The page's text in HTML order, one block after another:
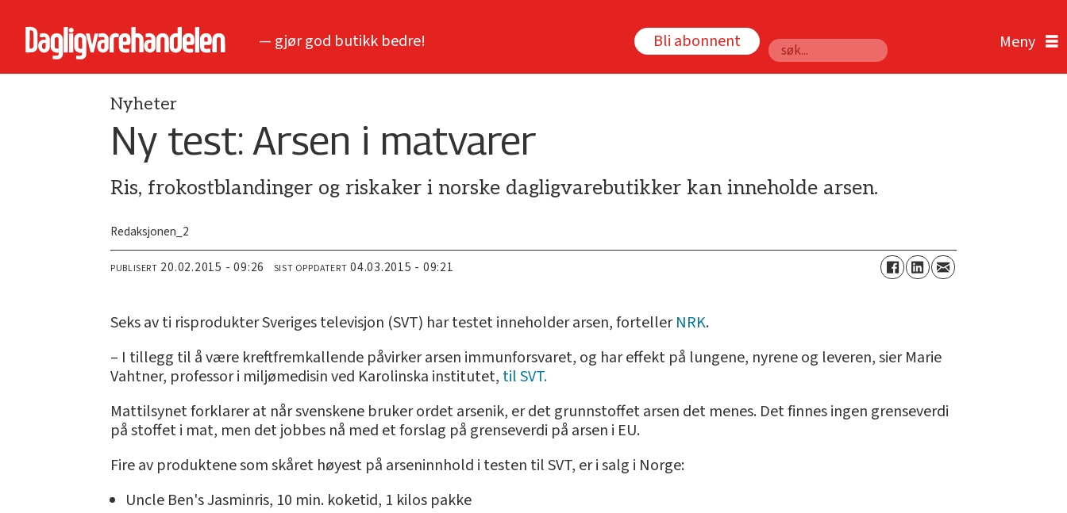
— gjør god butikk bedre! Bli abonnent
Søk
Nyheter
Ny test: Arsen i matvarer
Ris, frokostblandinger og riskaker i norske dagligvarebutikker kan inneholde arsen.
Redaksjonen_2
PUBLISERT 20.02.2015 - 09:26 SIST OPPDATERT 04.03.2015 - 09:21
Seks av ti risprodukter Sveriges televisjon (SVT) har testet inneholder arsen, fortellerNRK.
– I tillegg til å være kreftfremkallende påvirker arsen immunforsvaret, og har effekt på lungene, nyrene og leveren, sier Marie
Vahtner, professor i miljømedisin ved Karolinska institutet, til SVT.
Mattilsynet forklarer at når svenskene bruker ordet arsenik, er det grunnstoffet arsen det menes. Det finnes ingen grenseverdi
på stoffet i mat, men det jobbes nå med et forslag på grenseverdi på arsen i EU.
Fire av produktene som skåret høyest på arseninnhold i testen til SVT, er i salg i Norge:
Uncle Ben's Jasminris, 10 min. koketid, 1 kilos pakke